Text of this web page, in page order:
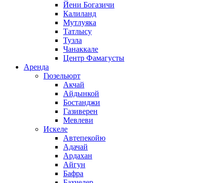
Йени Богазичи
Калиланд
Мутлуяка
Татлысу
Тузла
Чанаккале
Центр Фамагусты
Аренда
Гюзельюрт
Акчай
Айдынкой
Бостанджи
Газиверен
Мевлеви
Искеле
Автепекойю
Адачай
Ардахан
Айгун
Бафра